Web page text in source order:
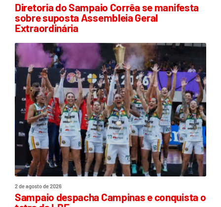
Diretoria do Sampaio Corrêa se manifesta
sobre suposta Assembleia Geral
Extraordinária
2 de agosto de 2026
Sampaio despacha Campinas e conquista o